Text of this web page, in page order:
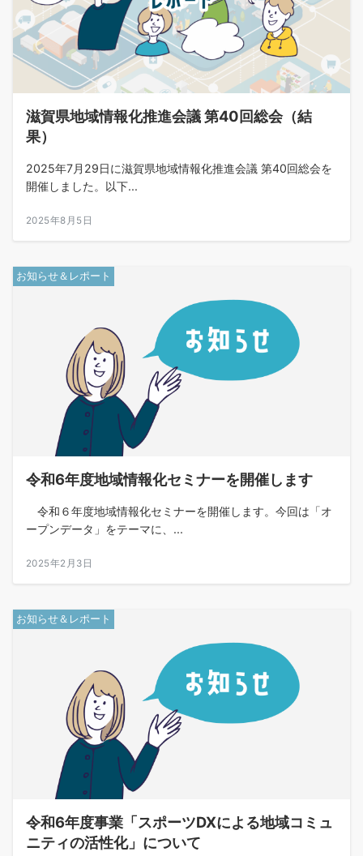
滋賀県地域情報化推進会議 第40回総会（結
果）
2025年7月29日に滋賀県地域情報化推進会議 第40回総会を
開催しました。以下...
2025年8月5日
お知らせ＆レポート
令和6年度地域情報化セミナーを開催します
令和６年度地域情報化セミナーを開催します。今回は「オ
ープンデータ」をテーマに、...
2025年2月3日
お知らせ＆レポート
令和6年度事業「スポーツDXによる地域コミュ
ニティの活性化」について